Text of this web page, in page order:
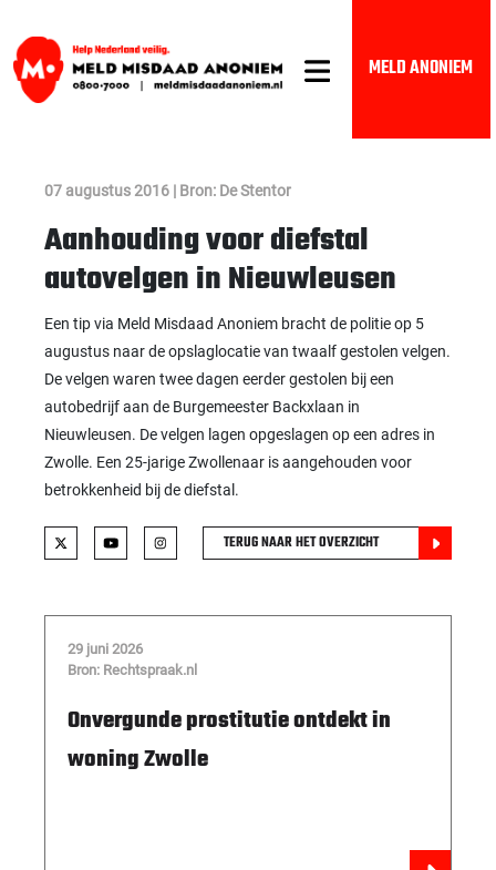
MELD ANONIEM
07 augustus 2016 | Bron: De Stentor
Aanhouding voor diefstal
autovelgen in Nieuwleusen
Een tip via Meld Misdaad Anoniem bracht de politie op 5
augustus naar de opslaglocatie van twaalf gestolen velgen.
De velgen waren twee dagen eerder gestolen bij een
autobedrijf aan de Burgemeester Backxlaan in
Nieuwleusen. De velgen lagen opgeslagen op een adres in
Zwolle. Een 25-jarige Zwollenaar is aangehouden voor
betrokkenheid bij de diefstal.
TERUG NAAR HET OVERZICHT
29 juni 2026
Bron: Rechtspraak.nl
Onvergunde prostitutie ontdekt in
woning Zwolle